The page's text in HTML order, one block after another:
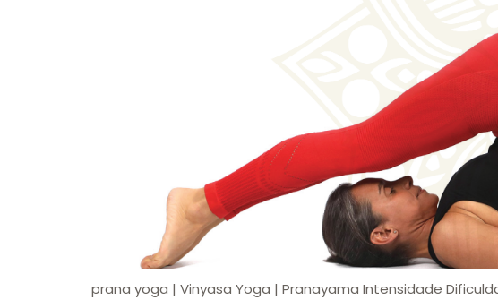
prana yoga | Vinyasa Yoga | Pranayama Intensidade